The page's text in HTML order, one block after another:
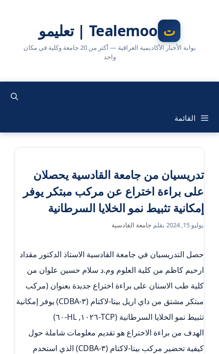
Tealemoo | تعليمو
بوابة الأخبار الأكاديمية العراقية — أكثر من 20 جامعة وكلية في مكان
واحد
القائمة
تدريسيان من جامعة القادسية يحصلان
على براءة اختراع عن مركب مبتكر يوفر
إمكانية تثبيط نمو الخلايا السرطانية
يوليو 15, 2024 بقلم جامعة القادسية
حصل التدريسيان في جامعة القادسية الاستاذ الدكتور مقداد
ارحيم كاظم من كلية العلوم وم.د سلام حسين علوان من
كلية طب الاسنان على براءة اختراع جديدة بعنوان (مركب
مبتكر مشتق من داي اريل بيتا-لاكتام (٣-CDBA) يوفر إمكانية
تثبيط نمو الخلايا السرطانية (TCP-١٠٢٦, HL-٦٠)
الهدف من براءة الاختراع هو تقديم معلومات شاملة حول
كيفية تحضير مركب بيتا-لاكتام (٣-CDBA) الذي استخدم